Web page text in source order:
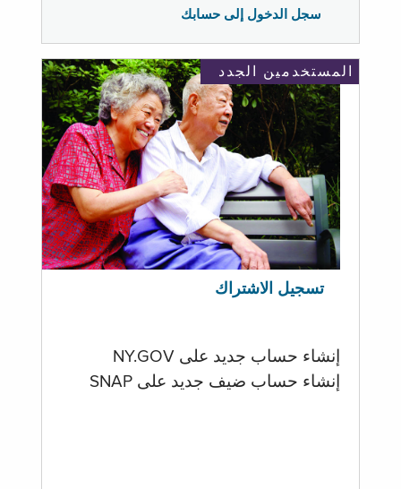
سجل الدخول إلى حسابك
المستخدمين الجدد
تسجيل الاشتراك
إنشاء حساب جديد على NY.GOV
إنشاء حساب ضيف جديد على SNAP